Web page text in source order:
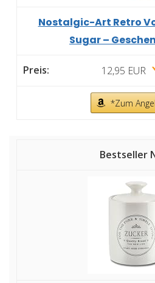
Nostalgic-Art Retro
Sugar –
12,95 EUR
*Zum